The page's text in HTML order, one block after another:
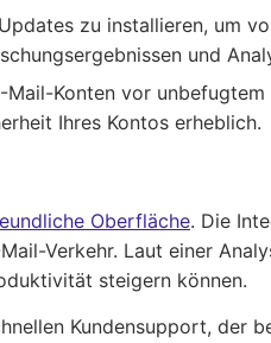
zu installieren, um
und
Konten vor
Ihres Kontos erheblich.
Oberfläche. Die
Verkehr. Laut einer
steigern können.
Kundensupport, der